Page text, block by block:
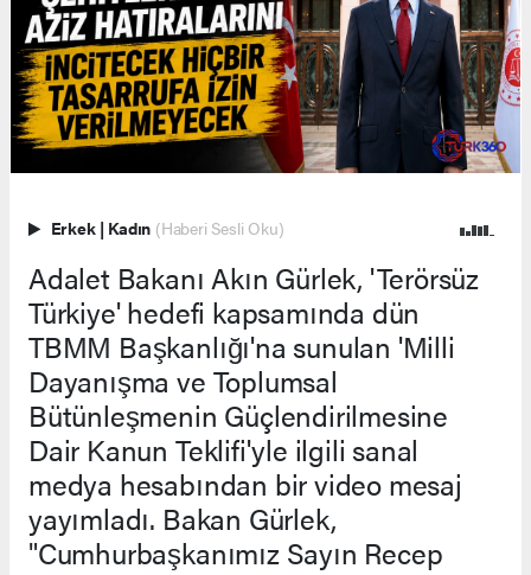
Erkek | Kadın (Haberi Sesli Oku)
Adalet Bakanı Akın Gürlek, 'Terörsüz
Türkiye' hedefi kapsamında dün
TBMM Başkanlığı'na sunulan 'Milli
Dayanışma ve Toplumsal
Bütünleşmenin Güçlendirilmesine
Dair Kanun Teklifi'yle ilgili sanal
medya hesabından bir video mesaj
yayımladı. Bakan Gürlek,
"Cumhurbaşkanımız Sayın Recep